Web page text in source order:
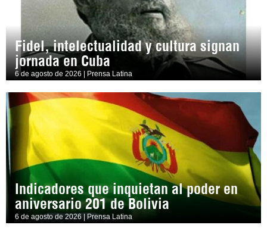
Fidel, intelectualidad y cultura signan
jornada en Cuba
6 de agosto de 2026 | Prensa Latina
Indicadores que inquietan al poder en
aniversario 201 de Bolivia
6 de agosto de 2026 | Prensa Latina